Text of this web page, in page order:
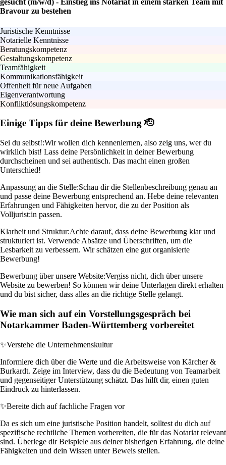
gesucht (m/w/d) - Einstieg ins Notariat in einem starken Team mit
Bravour zu bestehen
Juristische Kenntnisse
Notarielle Kenntnisse
Beratungskompetenz
Gestaltungskompetenz
Teamfähigkeit
Kommunikationsfähigkeit
Offenheit für neue Aufgaben
Eigenverantwortung
Konfliktlösungskompetenz
Einige Tipps für deine Bewerbung 🫡
Sei du selbst!:Wir wollen dich kennenlernen, also zeig uns, wer du
wirklich bist! Lass deine Persönlichkeit in deiner Bewerbung
durchscheinen und sei authentisch. Das macht einen großen
Unterschied!
Anpassung an die Stelle:Schau dir die Stellenbeschreibung genau an
und passe deine Bewerbung entsprechend an. Hebe deine relevanten
Erfahrungen und Fähigkeiten hervor, die zu der Position als
Volljurist:in passen.
Klarheit und Struktur:Achte darauf, dass deine Bewerbung klar und
strukturiert ist. Verwende Absätze und Überschriften, um die
Lesbarkeit zu verbessern. Wir schätzen eine gut organisierte
Bewerbung!
Bewerbung über unsere Website:Vergiss nicht, dich über unsere
Website zu bewerben! So können wir deine Unterlagen direkt erhalten
und du bist sicher, dass alles an die richtige Stelle gelangt.
Wie man sich auf ein Vorstellungsgespräch bei
Notarkammer Baden-Württemberg vorbereitet
✨Verstehe die Unternehmenskultur
Informiere dich über die Werte und die Arbeitsweise von Kärcher &
Burkardt. Zeige im Interview, dass du die Bedeutung von Teamarbeit
und gegenseitiger Unterstützung schätzt. Das hilft dir, einen guten
Eindruck zu hinterlassen.
✨Bereite dich auf fachliche Fragen vor
Da es sich um eine juristische Position handelt, solltest du dich auf
spezifische rechtliche Themen vorbereiten, die für das Notariat relevant
sind. Überlege dir Beispiele aus deiner bisherigen Erfahrung, die deine
Fähigkeiten und dein Wissen unter Beweis stellen.